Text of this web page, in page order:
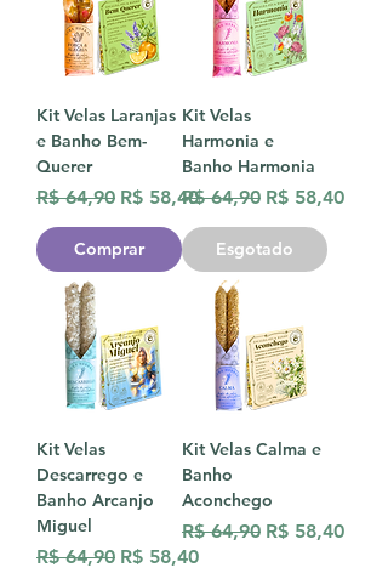
Kit Velas Laranjas
e Banho Bem-
Querer
Preço normal
R$ 64,90 Preço promocional
R$ 58,40
Comprar
Kit Velas
Harmonia e
Banho Harmonia
Preço normal
R$ 64,90 Preço
R$ 58,40
Esgotado
Kit Velas
Descarrego e
Banho Arcanjo
Miguel
Preço normal
R$ 64,90 Preço promocional
R$ 58,40
Kit Velas Calma e
Banho
Aconchego
Preço normal
R$ 64,90 Preço
R$ 58,40